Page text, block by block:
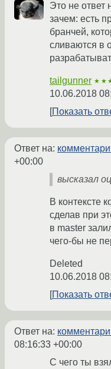
Это не ответ
зачем: есть
бранчей,
сливаются в
tailgunner
10.06.2018
Показать
Ответ на:
+00:00
высказал
В контексте
сделав при
в master
чего-бы не
Deleted
10.06.2018
Показать
Ответ на:
08:16:33 +00:00
С чего ты